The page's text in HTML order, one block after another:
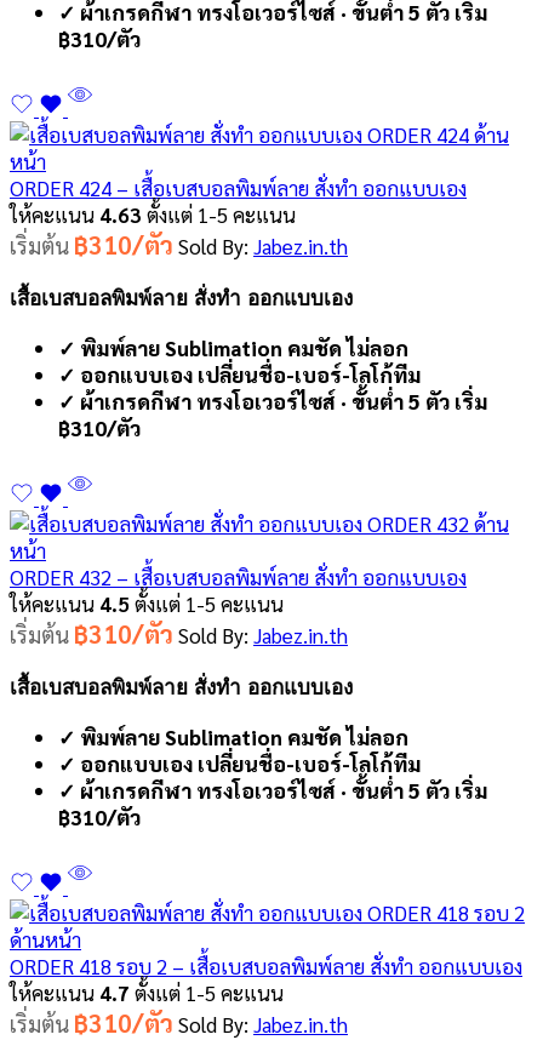
✓ ผ้าเกรดกีฬา ทรงโอเวอร์ไซส์ · ขั้นต่ำ 5 ตัว เริ่ม
฿310/ตัว
ORDER 424 – เสื้อเบสบอลพิมพ์ลาย สั่งทำ ออกแบบเอง
ให้คะแนน 4.63 ตั้งแต่ 1-5 คะแนน
เริ่มต้น ฿310/ตัว Sold By: Jabez.in.th
เสื้อเบสบอลพิมพ์ลาย สั่งทำ ออกแบบเอง
✓ พิมพ์ลาย Sublimation คมชัด ไม่ลอก
✓ ออกแบบเอง เปลี่ยนชื่อ-เบอร์-โลโก้ทีม
✓ ผ้าเกรดกีฬา ทรงโอเวอร์ไซส์ · ขั้นต่ำ 5 ตัว เริ่ม
฿310/ตัว
ORDER 432 – เสื้อเบสบอลพิมพ์ลาย สั่งทำ ออกแบบเอง
ให้คะแนน 4.5ตั้งแต่ 1-5 คะแนน
เริ่มต้น ฿310/ตัว Sold By: Jabez.in.th
เสื้อเบสบอลพิมพ์ลาย สั่งทำ ออกแบบเอง
✓ พิมพ์ลาย Sublimation คมชัด ไม่ลอก
✓ ออกแบบเอง เปลี่ยนชื่อ-เบอร์-โลโก้ทีม
✓ ผ้าเกรดกีฬา ทรงโอเวอร์ไซส์ · ขั้นต่ำ 5 ตัว เริ่ม
฿310/ตัว
ORDER 418 รอบ 2 – เสื้อเบสบอลพิมพ์ลาย สั่งทำ ออกแบบเอง
ให้คะแนน 4.7 ตั้งแต่ 1-5 คะแนน
เริ่มต้น ฿310/ตัว Sold By: Jabez.in.th